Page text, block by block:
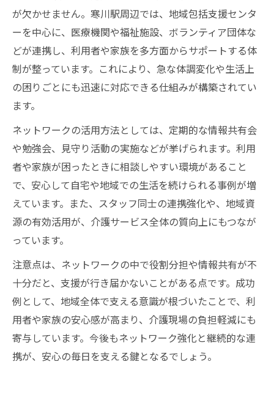
が欠かせません。寒川駅周辺では、地域包括支援センタ
ーを中心に、医療機関や福祉施設、ボランティア団体な
どが連携し、利用者や家族を多方面からサポートする体
制が整っています。これにより、急な体調変化や生活上
の困りごとにも迅速に対応できる仕組みが構築されてい
ます。
ネットワークの活用方法としては、定期的な情報共有会
や勉強会、見守り活動の実施などが挙げられます。利用
者や家族が困ったときに相談しやすい環境があること
で、安心して自宅や地域での生活を続けられる事例が増
えています。また、スタッフ同士の連携強化や、地域資
源の有効活用が、介護サービス全体の質向上にもつなが
っています。
注意点は、ネットワークの中で役割分担や情報共有が不
十分だと、支援が行き届かないことがある点です。成功
例として、地域全体で支える意識が根づいたことで、利
用者や家族の安心感が高まり、介護現場の負担軽減にも
寄与しています。今後もネットワーク強化と継続的な連
携が、安心の毎日を支える鍵となるでしょう。